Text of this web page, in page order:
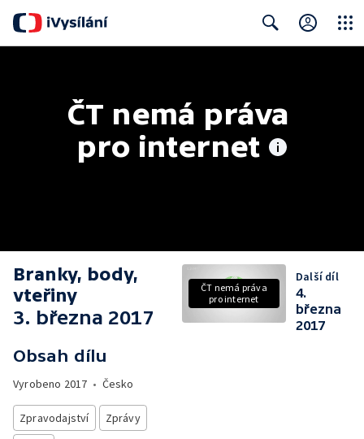
ČT nemá práva
pro internet
Branky, body,
vteřiny
3. března 2017
Obsah dílu
Vyrobeno 2017 • Česko
Zpravodajství
Zprávy
ČT nemá práva
pro internet
Další díl
4.
března
2017